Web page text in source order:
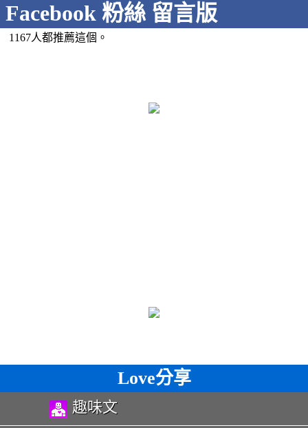
Facebook 粉絲 留言版
1167人都推薦這個。
Love分享
趣味文